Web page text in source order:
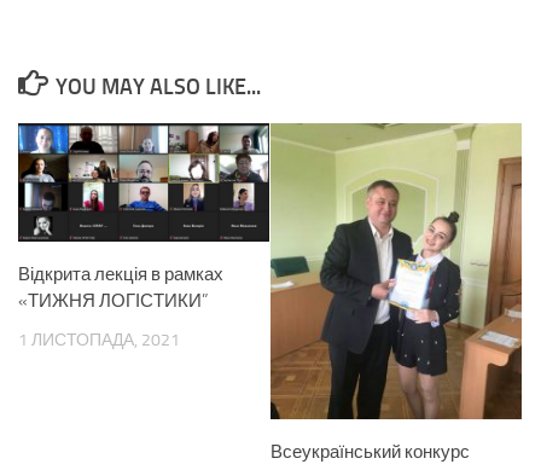
YOU MAY ALSO LIKE...
Відкрита лекція в рамках
«ТИЖНЯ ЛОГІСТИКИ”
1 ЛИСТОПАДА, 2021
Всеукраїнський конкурс